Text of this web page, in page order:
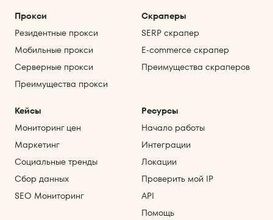
Прокси
Резидентные прокси
Мобильные прокси
Серверные прокси
Преимущества прокси
Скраперы
SERP скрапер
E‑commerce скрапер
Преимущества скраперов
Кейсы
Мониторинг цен
Маркетинг
Социальные тренды
Сбор данных
SEO Мониторинг
Ресурсы
Начало работы
Интеграции
Локации
Проверить мой IP
API
Помощь